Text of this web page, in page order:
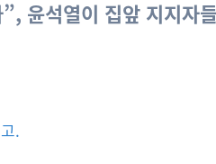
, 윤석열이 집앞 지지자
.